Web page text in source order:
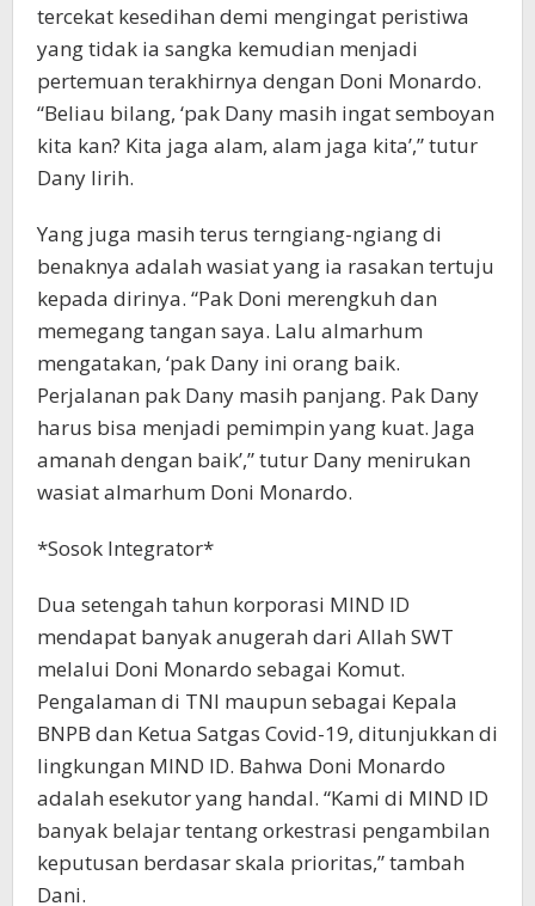
tercekat kesedihan demi mengingat peristiwa
yang tidak ia sangka kemudian menjadi
pertemuan terakhirnya dengan Doni Monardo.
“Beliau bilang, ‘pak Dany masih ingat semboyan
kita kan? Kita jaga alam, alam jaga kita’,” tutur
Dany lirih.
Yang juga masih terus terngiang-ngiang di
benaknya adalah wasiat yang ia rasakan tertuju
kepada dirinya. “Pak Doni merengkuh dan
memegang tangan saya. Lalu almarhum
mengatakan, ‘pak Dany ini orang baik.
Perjalanan pak Dany masih panjang. Pak Dany
harus bisa menjadi pemimpin yang kuat. Jaga
amanah dengan baik’,” tutur Dany menirukan
wasiat almarhum Doni Monardo.
*Sosok Integrator*
Dua setengah tahun korporasi MIND ID
mendapat banyak anugerah dari Allah SWT
melalui Doni Monardo sebagai Komut.
Pengalaman di TNI maupun sebagai Kepala
BNPB dan Ketua Satgas Covid-19, ditunjukkan di
lingkungan MIND ID. Bahwa Doni Monardo
adalah esekutor yang handal. “Kami di MIND ID
banyak belajar tentang orkestrasi pengambilan
keputusan berdasar skala prioritas,” tambah
Dani.